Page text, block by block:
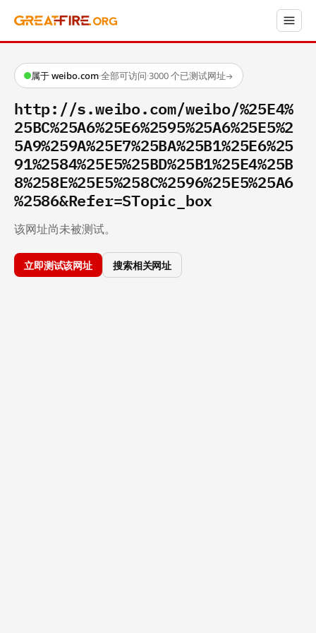
属于 weibo.com·全部可访问·3000 个已测试网址→
http://s.weibo.com/weibo/%25E4%
25BC%25A6%25E6%2595%25A6%25E5%2
5A9%259A%25E7%25BA%25B1%25E6%25
91%2584%25E5%25BD%25B1%25E4%25B
8%258E%25E5%258C%2596%25E5%25A6
%2586&Refer=STopic_box
该网址尚未被测试。
立即测试该网址 搜索相关网址